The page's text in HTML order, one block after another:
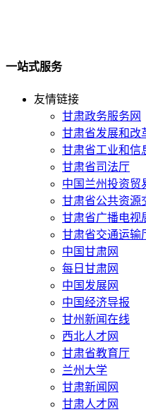
一站式服务
友情链接
甘肃政务服务网
甘肃省发展和改
甘肃省工业和信
甘肃省司法厅
中国兰州投资贸
甘肃省公共资源
甘肃省广播电视
甘肃省交通运输
中国甘肃网
每日甘肃网
中国发展网
中国经济导报
甘州新闻在线
西北人才网
甘肃省教育厅
兰州大学
甘肃新闻网
甘肃人才网